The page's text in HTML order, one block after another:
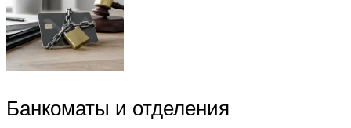
Банкоматы и отделения